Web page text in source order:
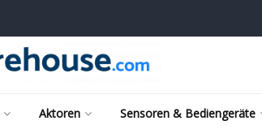
Aktoren Sensoren & Bediengeräte